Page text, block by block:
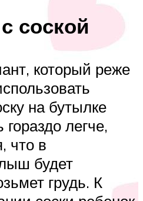
соской
который реже
на бутылке
легче,
что в
будет
грудь. К